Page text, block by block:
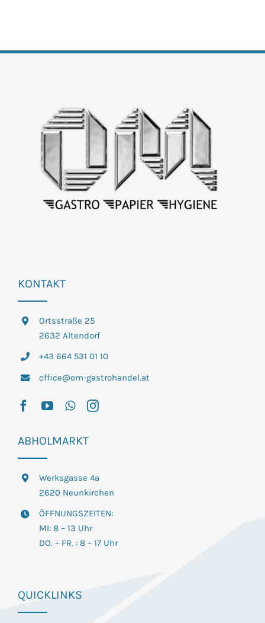
auf.
der
Produktseite
gewählt
werden
KONTAKT
Ortsstraße 25
2632 Altendorf
+43 664 531 01 10
office@om-gastrohandel.at
ABHOLMARKT
Werksgasse 4a
2620 Neunkirchen
ÖFFNUNGSZEITEN:
MI: 8 – 13 Uhr
DO. – FR. : 8 – 17 Uhr
QUICKLINKS